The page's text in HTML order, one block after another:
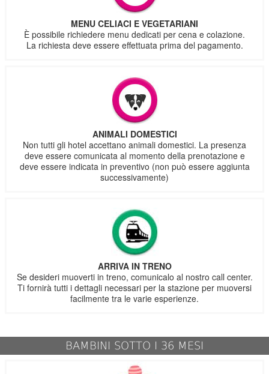
MENU CELIACI E VEGETARIANI
È possibile richiedere menu dedicati per cena e colazione.
La richiesta deve essere effettuata prima del pagamento.
ANIMALI DOMESTICI
Non tutti gli hotel accettano animali domestici. La presenza
deve essere comunicata al momento della prenotazione e
deve essere indicata in preventivo (non può essere aggiunta
successivamente)
ARRIVA IN TRENO
Se desideri muoverti in treno, comunicalo al nostro call center.
Ti fornirà tutti i dettagli necessari per la stazione per muoversi
facilmente tra le varie esperienze.
BAMBINI SOTTO I 36 MESI